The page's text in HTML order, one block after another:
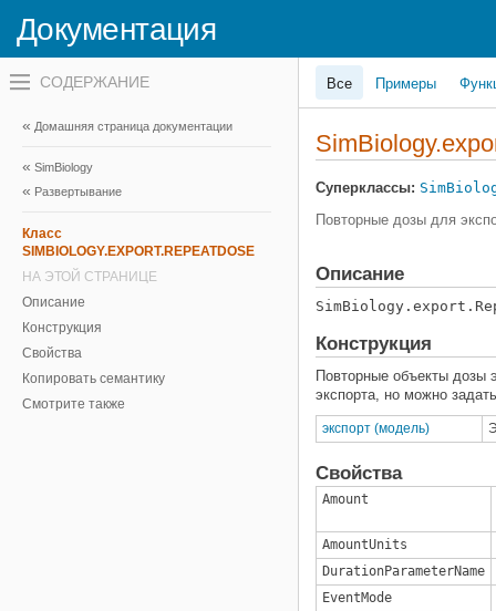
Документация
Переключатель
навигационного
вне
холста
навигационного
меню
Домашняя страница документации
SimBiology
Развертывание
Класс
SIMBIOLOGY.EXPORT.REPEATDOSE
НА ЭТОЙ СТРАНИЦЕ
Описание
Конструкция
Свойства
Копировать семантику
Смотрите также
Все Примеры
Суперклассы:
Повторные дозы для
Описание
Конструкция
Повторные объекты дозы
экспорта, но можно
экспорт (модель)
Свойства
Amount
AmountUnits
DurationParameterName
EventMode